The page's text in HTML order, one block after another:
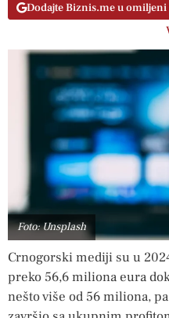
Dodajte Biznis.me u
Foto: Unsplash
Crnogorski mediji su u
preko 56,6 miliona eura
nešto više od 56 miliona,